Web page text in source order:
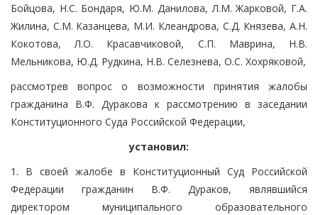
Бойцова, Н.С. Бондаря, Ю.М. Данилова, Л.М. Жарковой, Г.А.
Жилина, С.М. Казанцева, М.И. Клеандрова, С.Д. Князева, А.Н.
Кокотова, Л.О. Красавчиковой, С.П. Маврина, Н.В.
Мельникова, Ю.Д. Рудкина, Н.В. Селезнева, О.С. Хохряковой,
рассмотрев вопрос о возможности принятия жалобы
гражданина В.Ф. Дуракова к рассмотрению в заседании
Конституционного Суда Российской Федерации,
установил:
1. В своей жалобе в Конституционный Суд Российской
Федерации гражданин В.Ф. Дураков, являвшийся
директором муниципального образовательного